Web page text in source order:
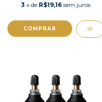
3 x de R$19,16 sem juros
COMPRAR